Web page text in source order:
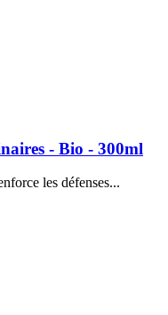
- Bio - 300ml
les défenses...